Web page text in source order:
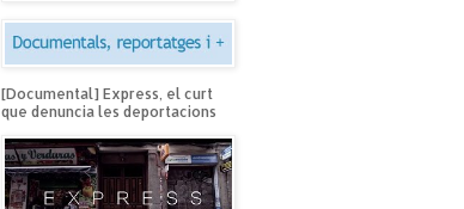
[Documental] Express, el curt
que denuncia les deportacions